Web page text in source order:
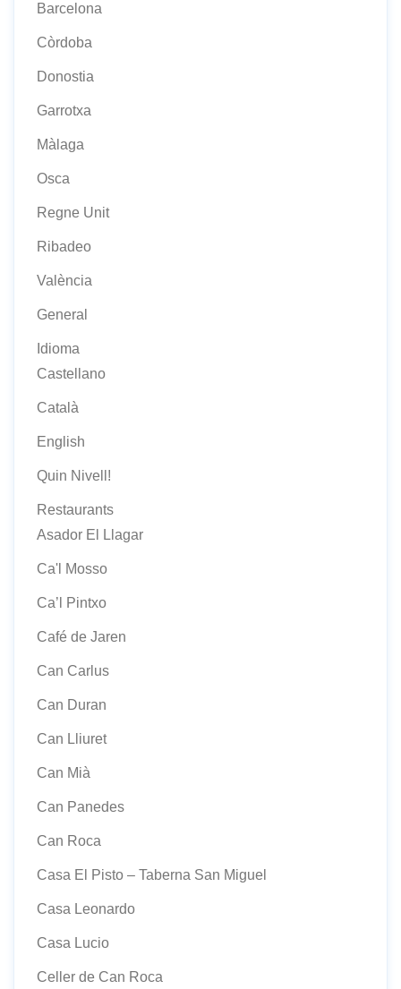
Barcelona
Còrdoba
Donostia
Garrotxa
Màlaga
Osca
Regne Unit
Ribadeo
València
General
Idioma
Castellano
Català
English
Quin Nivell!
Restaurants
Asador El Llagar
Ca'l Mosso
Ca’l Pintxo
Café de Jaren
Can Carlus
Can Duran
Can Lliuret
Can Mià
Can Panedes
Can Roca
Casa El Pisto – Taberna San Miguel
Casa Leonardo
Casa Lucio
Celler de Can Roca